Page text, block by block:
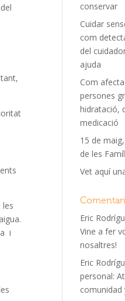
les
i
conservar
Cuidar
com
del
ajuda
Com
persones
hidratació,
medicació
15 de
de les
Vet aquí
Eric
Vine a fer
nosaltres!
Eric
personal:
comunidad